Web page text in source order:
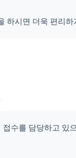
하시면 더욱 편리
접수를 담당하고 있